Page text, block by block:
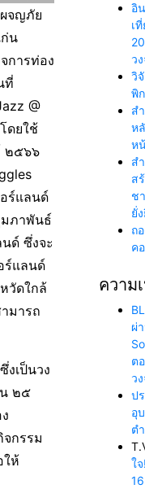
จญภัย
น
การท่อง
ที่
@
ดยใช้
๒๕๖๖
ร์แลนด์
มภาพันธ์
ด์ ซึ่งจะ
ร์แลนด์
วัดใกล้
มารถ
เป็นวง
น ๒๕
กรรม
ห้
อิ
เ
ว
วิ
พิ
ส
ห
ห
ส
ส
ช
ยั่
ถ
ค
ความ
ผ่
ต
ว
ป
อุ
ต
ใ